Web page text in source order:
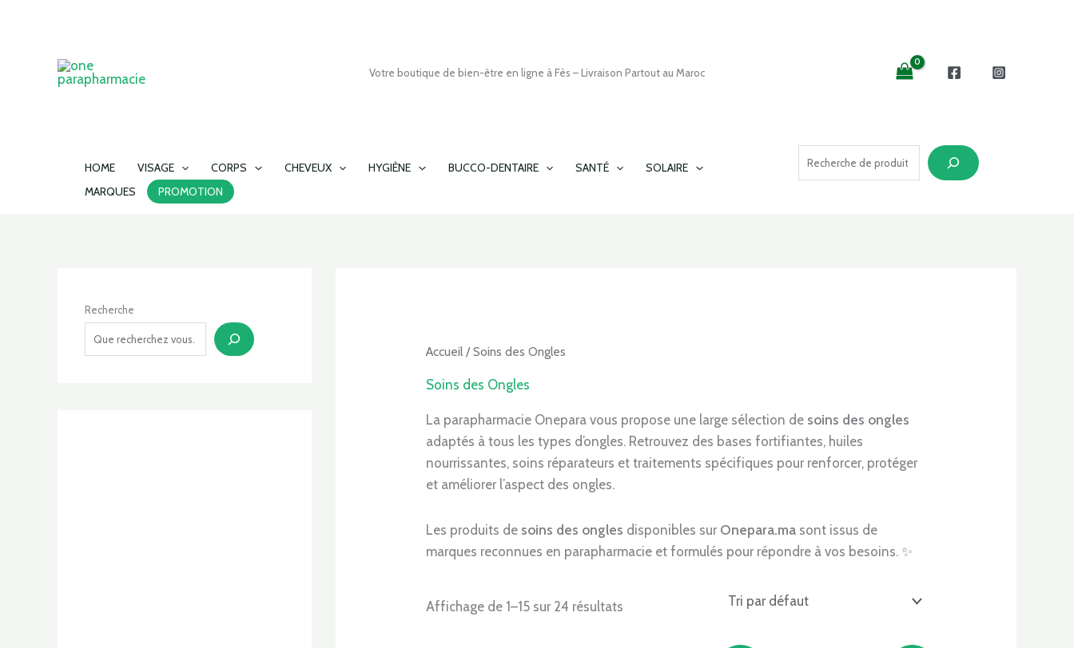
Votre boutique de bien-être en ligne à Fès – Livraison Partout au Maroc
HOME VISAGE CORPS CHEVEUX HYGIÈNE BUCCO-DENTAIRE SANTÉ
SOLAIRE
MARQUES
PROMOTION
Recherche
Accueil / Soins des Ongles
Soins des Ongles
La parapharmacie Onepara vous propose une large sélection de soins des ongles
adaptés à tous les types d’ongles. Retrouvez des bases fortifiantes, huiles
nourrissantes, soins réparateurs et traitements spécifiques pour renforcer, protéger
et améliorer l’aspect des ongles.
Les produits de soins des ongles disponibles sur Onepara.ma sont issus de
marques reconnues en parapharmacie et formulés pour répondre à vos besoins. ✨
Affichage de 1–15 sur 24 résultats